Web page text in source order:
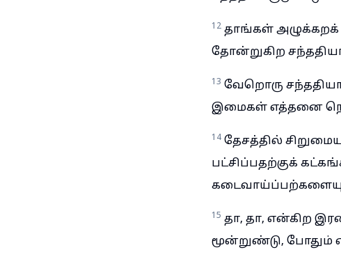
12 தாங்கள் அழுக்கறக்
தோன்றுகிற
13 வேறொரு
இமைகள் எத்தனை
14 தேசத்தில்
பட்சிப்பதற்குக்
15 தா, தா, என்கிற
மூன்றுண்டு, போதும்